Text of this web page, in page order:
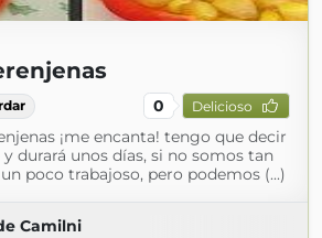
0 Delicioso
¡me encanta! tengo que decir
durará unos días, si no somos tan
poco trabajoso, pero podemos (...)
Camilni